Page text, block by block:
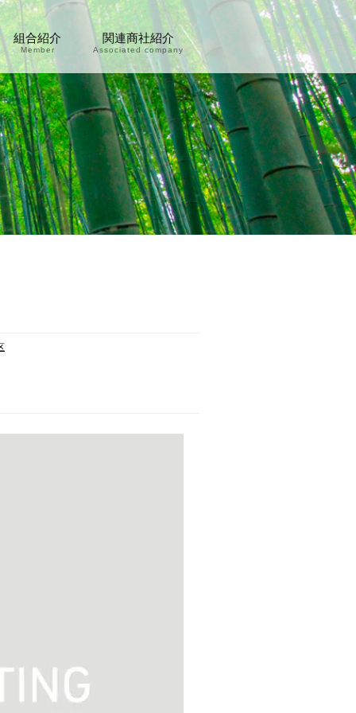
組合紹介
Member
関連商社紹介
Associated company